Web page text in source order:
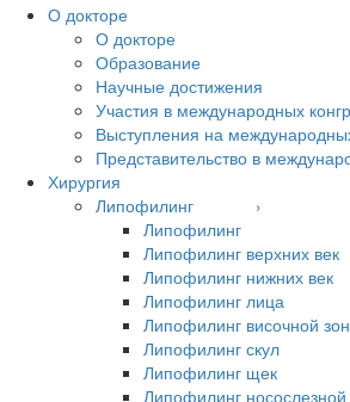
О докторе
О докторе
Образование
Научные достижения
Участия в международных
Выступления на
Представительство в
Хирургия
Липофилинг ›
Липофилинг
Липофилинг верхних век
Липофилинг нижних век
Липофилинг лица
Липофилинг височной
Липофилинг скул
Липофилинг щек
Липофилинг